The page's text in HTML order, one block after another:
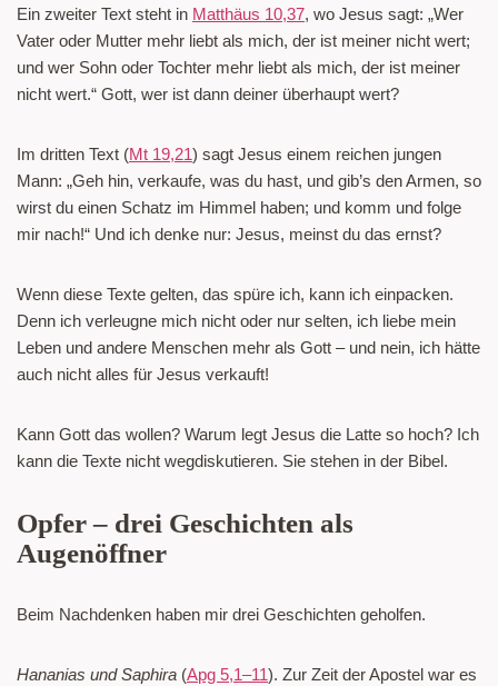
Ein zweiter Text steht in Matthäus 10,37, wo Jesus sagt: „Wer
Vater oder Mutter mehr liebt als mich, der ist meiner nicht wert;
und wer Sohn oder Tochter mehr liebt als mich, der ist meiner
nicht wert.“ Gott, wer ist dann deiner überhaupt wert?
Im dritten Text (Mt 19,21) sagt Jesus einem reichen jungen
Mann: „Geh hin, verkaufe, was du hast, und gib’s den Armen, so
wirst du einen Schatz im Himmel haben; und komm und folge
mir nach!“ Und ich denke nur: Jesus, meinst du das ernst?
Wenn diese Texte gelten, das spüre ich, kann ich einpacken.
Denn ich verleugne mich nicht oder nur selten, ich liebe mein
Leben und andere Menschen mehr als Gott – und nein, ich hätte
auch nicht alles für Jesus verkauft!
Kann Gott das wollen? Warum legt Jesus die Latte so hoch? Ich
kann die Texte nicht wegdiskutieren. Sie stehen in der Bibel.
Opfer – drei Geschichten als
Augenöffner
Beim Nachdenken haben mir drei Geschichten geholfen.
Hananias und Saphira (Apg 5,1–11). Zur Zeit der Apostel war es